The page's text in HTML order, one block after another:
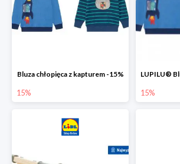
Bluza chłopięca z kapturem -15%
15% 15%